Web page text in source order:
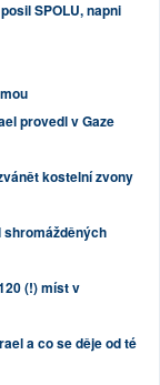
SPOLU, napni
provedl v Gaze
kostelní zvony
shromážděných
(!) míst v
a co se děje od té